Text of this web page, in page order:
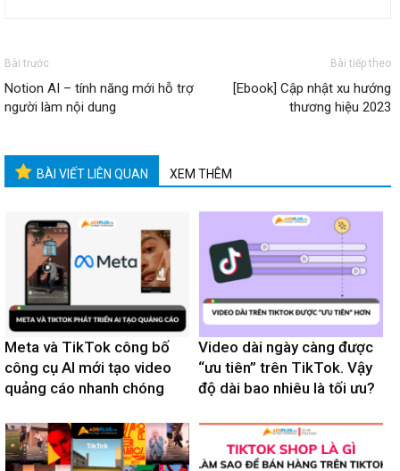
Bài trước
Notion AI – tính năng mới hỗ trợ
người làm nội dung
Bài tiếp theo
[Ebook] Cập nhật xu hướng
thương hiệu 2023
BÀI VIẾT LIÊN QUAN XEM THÊM
Meta và TikTok công bố
công cụ AI mới tạo video
quảng cáo nhanh chóng
Video dài ngày càng được
“ưu tiên” trên TikTok. Vậy
độ dài bao nhiêu là tối ưu?